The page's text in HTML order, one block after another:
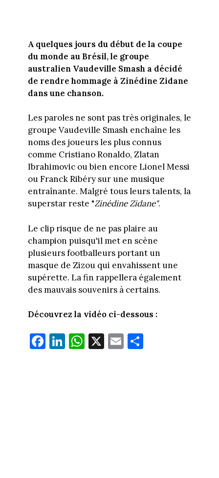
A quelques jours du début de la coupe
du monde au Brésil, le groupe
australien Vaudeville Smash a décidé
de rendre hommage à Zinédine Zidane
dans une chanson.
Les paroles ne sont pas très originales, le
groupe Vaudeville Smash enchaîne les
noms des joueurs les plus connus
comme Cristiano Ronaldo, Zlatan
Ibrahimovic ou bien encore Lionel Messi
ou Franck Ribéry sur une musique
entraînante. Malgré tous leurs talents, la
superstar reste "Zinédine Zidane".
Le clip risque de ne pas plaire au
champion puisqu'il met en scène
plusieurs footballeurs portant un
masque de Zizou qui envahissent une
supérette. La fin rappellera également
des mauvais souvenirs à certains.
Découvrez la vidéo ci-dessous :
Fa
ce
Li
nk
W
ha
X E
m
Pa